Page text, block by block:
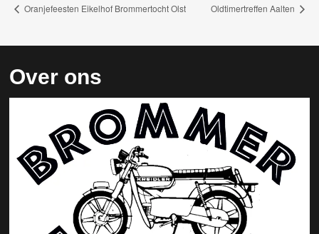
Oranjefeesten Eikelhof Brommertocht Olst Oldtimertreffen Aalten
Over ons